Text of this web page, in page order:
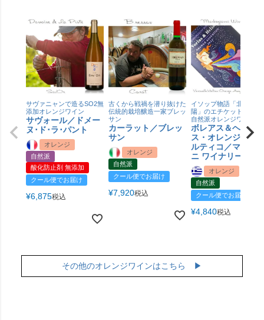
サヴァニャンで造るSO2無
添加オレンジワイン
サヴォール／ドメー
ヌ･ド･ラ･パント
オレンジ
自然派
酸化防止剤 無添加
クール便でお届け
¥6,875税込
古くから戦禍を潜り抜けた
伝統的栽培醸造一家ブレッ
サン
カーラット／ブレッ
サン
オレンジ
自然派
クール便でお届け
¥7,920税込
イソップ物語「北風と太
陽」のエチケットが可愛
自然派オレンジワイン
ボレアス＆ヘリオ
ス・オレンジ・ア
ルティコ／マルコ
ニ ワイナリー
オレンジ
自然派
クール便でお届け
¥4,840税込
その他のオレンジワインはこちら ▶